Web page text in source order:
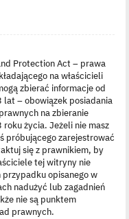
Protection Act – prawa
na właścicieli
zbierać informacje od
lat – obowiązek posiadania
na zbieranie
życia. Jeżeli nie masz
próbującego zarejestrować
się z prawnikiem, by
tej witryny nie
opisanego w
nadużyć lub zagadnień
nie są punktem
prawnych.